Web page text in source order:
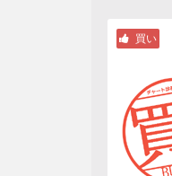
買い